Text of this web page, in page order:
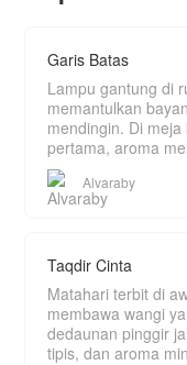
Garis Batas
Lampu gantung di
memantulkan
mendingin. Di
pertama, aroma
ditelan k
Alvaraby
Taqdir Cinta
Matahari terbit di
membawa wangi
dedaunan pinggir
tipis, dan aroma